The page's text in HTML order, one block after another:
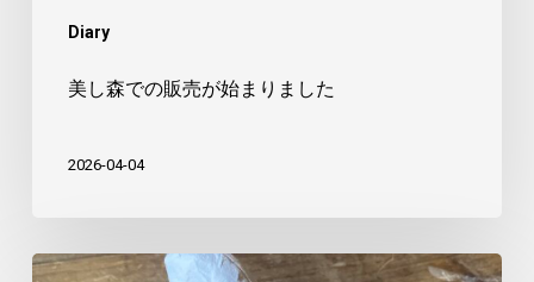
Diary
美し森での販売が始まりました
2026-04-04
や